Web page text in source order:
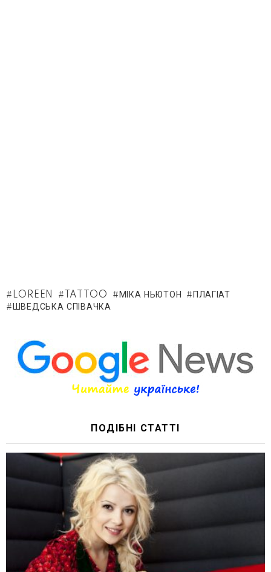
LOREEN TATTOO МІКА НЬЮТОН
ПЛАГІАТ
ШВЕДСЬКА СПІВАЧКА
ПОДІБНІ СТАТТІ